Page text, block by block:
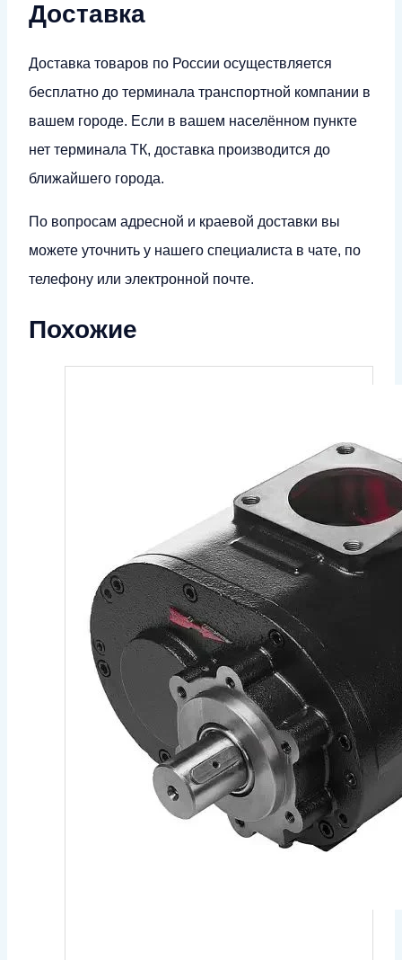
Доставка
Доставка товаров по России осуществляется
бесплатно до терминала транспортной компании в
вашем городе. Если в вашем населённом пункте
нет терминала ТК, доставка производится до
ближайшего города.
По вопросам адресной и краевой доставки вы
можете уточнить у нашего специалиста в чате, по
телефону или электронной почте.
Похожие